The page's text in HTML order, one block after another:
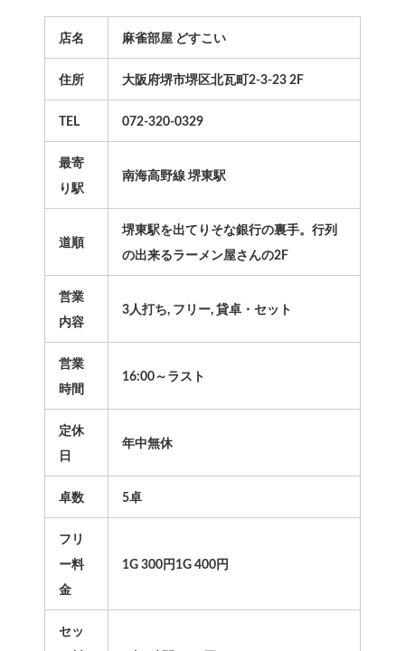
店名 麻雀部屋 どすこい
住所 大阪府堺市堺区北瓦町2-3-23 2F
TEL 072-320-0329
最寄
り駅
南海高野線 堺東駅
道順
堺東駅を出てりそな銀行の裏手。行列
の出来るラーメン屋さんの2F
営業
内容
3人打ち, フリー, 貸卓・セット
営業
時間
16:00～ラスト
定休
日
年中無休
卓数 5卓
フリ
ー料
金
1G 300円1G 400円
セッ